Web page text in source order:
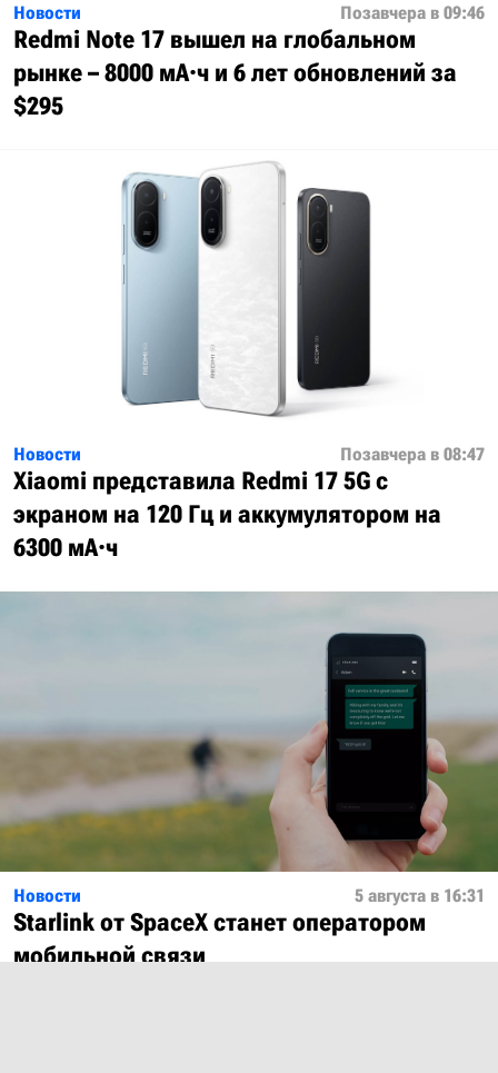
Новости Позавчера в 09:46
Redmi Note 17 вышел на глобальном
рынке – 8000 мА·ч и 6 лет обновлений за
$295
Новости Позавчера в 08:47
Xiaomi представила Redmi 17 5G с
экраном на 120 Гц и аккумулятором на
6300 мА·ч
Новости 5 августа в 16:31
Starlink от SpaceX станет оператором
мобильной связи